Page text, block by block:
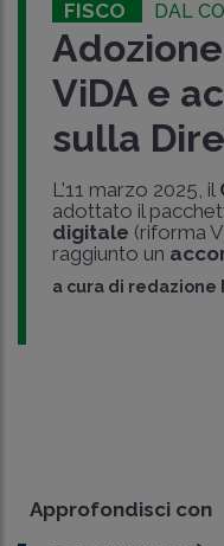
FISCO DAL
ViDA e
sulla
L'11 marzo 2025, il
adottato il
digitale (riforma
raggiunto un
a cura di redazione
Approfondisci con